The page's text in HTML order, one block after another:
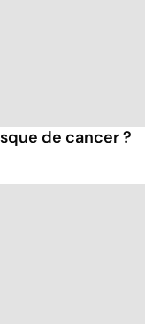
de cancer ?